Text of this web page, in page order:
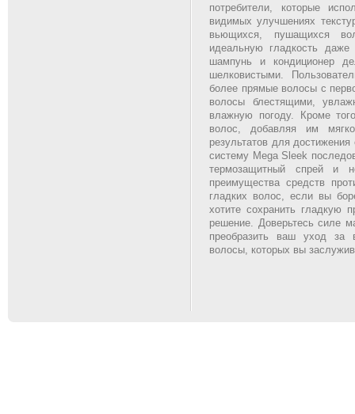
потребители, которые
видимых улучшениях
вьющихся, пушащихся
идеальную гладкость
шампунь и кондиционер
шелковистыми.
более прямые волосы с
волосы блестящими,
влажную погоду. Кроме
волос, добавляя им
результатов для
систему Mega Sleek
термозащитный спрей и
преимущества средств
гладких волос, если вы
хотите сохранить гладкую
решение. Доверьтесь силе
преобразить ваш уход за
волосы, которых вы